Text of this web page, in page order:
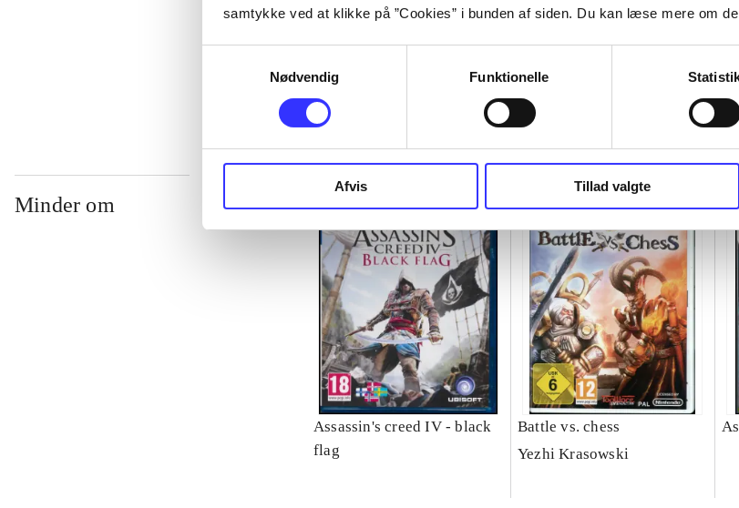
samtykke ved at klikke på ”Cookies” i bunden af siden. Du kan læse mere om
Nødvendig
Funktionelle
Afvis Tillad valgte
...
Minder om
Assassin's creed IV - black
flag
Battle vs. chess
Yezhi Krasowski